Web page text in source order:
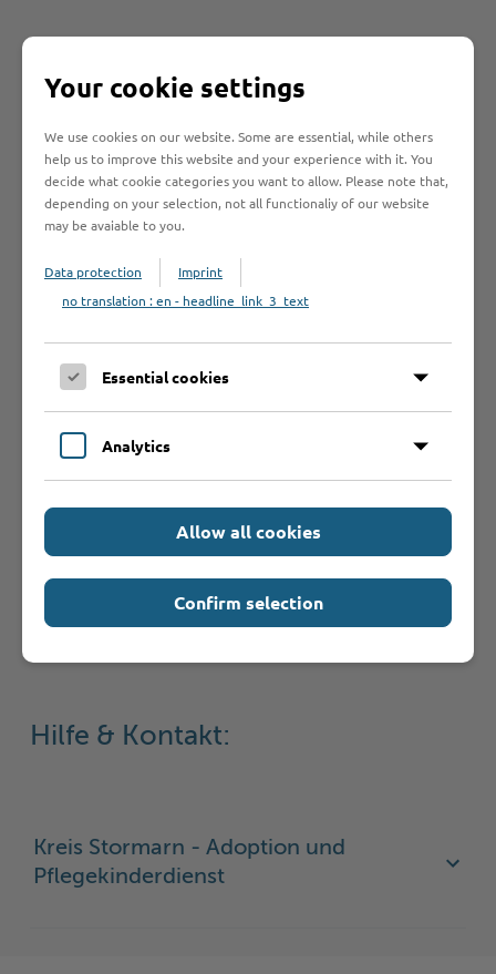
mich wenden?
Zuständige Stelle
Welche
Gebühren fallen
Welche Fristen
muss ich
Rechtsgrundlage
Hilfe & Kontakt:
Kreis Stormarn - Adoption und
Pflegekinderdienst
Your cookie settings
We use cookies on our website. Some are essential, while others
help us to improve this website and your experience with it. You
decide what cookie categories you want to allow. Please note that,
depending on your selection, not all functionaliy of our website
may be avaiable to you.
Data protection
Imprint
no translation : en - headline_link_3_text
Essential cookies
Analytics
Allow all cookies
Confirm selection